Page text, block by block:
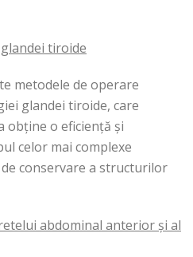
tiroide
metodele de operare
glandei tiroide, care
obține o eficiență și
celor mai complexe
conservare a structurilor
abdominal anterior și al